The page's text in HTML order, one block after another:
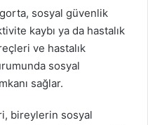
sosyal güvenlik
kaybı ya da hastalık
ve hastalık
sosyal
sağlar.
bireylerin sosyal